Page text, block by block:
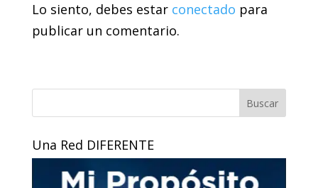
Lo siento, debes estar conectado para
publicar un comentario.
Buscar
Una Red DIFERENTE